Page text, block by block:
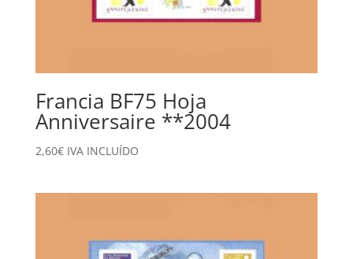
Francia BF75 Hoja
Anniversaire **2004
2,60€ IVA INCLUÍDO